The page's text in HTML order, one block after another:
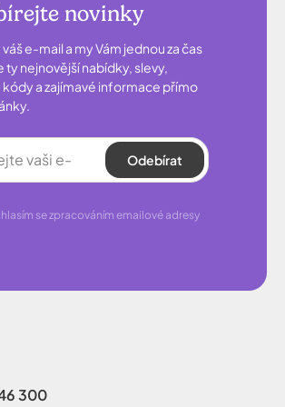
novinky
e-mail a my Vám jednou za čas
ty nejnovější nabídky, slevy,
a zajímavé informace přímo
Odebírat
se zpracováním emailové adresy
300